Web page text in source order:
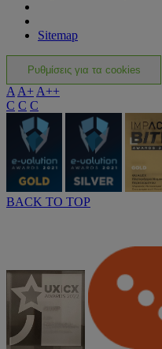
Sitemap
Ρυθμίσεις για τα cookies
A A+ A++
C C C
BACK TO TOP